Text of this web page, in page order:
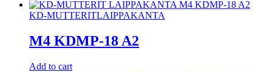
KD-MUTTERITLAIPPAKANTA
M4 KDMP-18 A2
Add to cart